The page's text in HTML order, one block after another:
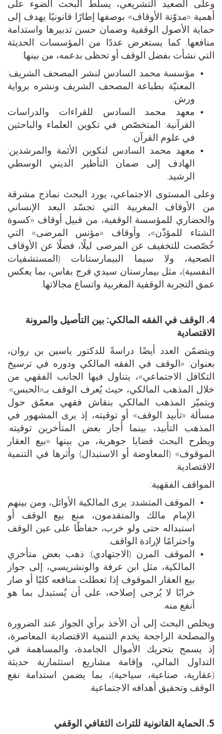
وعلى الصعيد التشريعي، يسلّط البحث الضوء على
أهمية «مدوّنة الأوقاف» بوصفها إطارًا قانونيًا يهدف إلى
حماية الأصول الوقفية وضمان حسن تدبيرها واستدامة
منافعها. كما يستعرض عددًا من المؤسسات الحديثة
التي نشأت بفضل الوقف أو تحظى بدعمه، من بينها:
مؤسسة محمد السادس لنشر المصحف الشريف:
المعنيّة بطباعة المصحف الشريف ونشره برواية
ورش.
معهد محمد السادس للقراءات والدراسات
القرآنية: المتخصّص في تكوين العلماء والباحثين
في علوم القرآن.
معهد محمد السادس لتكوين الأئمة والمرشدين:
الهادف إلى ضمان التأطير الديني الوسطي
الرشيد.
وعلى المستوى الاجتماعي، يورد البحث نماذج مشرقة
من الأوقاف المغربية التي تجسّد البعد الإنساني
والحضاري للمؤسسة الوقفية، من قبيل أوقاف «كسوة
الشتاء للمؤذّن»، وأوقاف «مؤنس المرضى» التي
خُصّصت للتخفيف عن المرضى ليلًا، فضلًا عن الأوقاف
الصحية، ولا سيما البيمارستانات (المستشفيات
النفسية)، مثل بيمارستان سيدي فرج بفاس، بما يعكس
عمق التجربة الوقفية المغربية واتساع مجالاتها.
4. الوقف في الفقه المالكي: بين التأصيل والمرونة
الاقتصادية
ويتضمّن العدد أيضًا دراسةً للدكتور ياسين بن روان،
بعنوان: «الوقف في الفقه المالكي ودوره في ترسيخ
التكافل الاجتماعي»، يتناول فيها الجانب الفقهي من
خلال المذهب المالكي، حيث يُعرف الوقف بـ«الحبس».
ويتميّز المذهب المالكي بنقاش فقهي معمّق حول
مسألة «تأبيد الوقف» أو توقيته، إذ يرى المشهور في
المذهب التأبيد، بينما أجاز بعض المتأخرين توقيته.
ويطرح البحث قضايا جوهرية، من بينها «بيع العقار
الموقوف» (المعاوضة أو الاستبدال) وأثرها في التنمية
الاقتصادية.
المواقف الفقهية:
الموقف المتشدد: يرى المالكية الأوائل، ومن بينهم
الإمام مالك والمتقدمون، منع بيع الوقف أو
استبداله حتى ولو خرب، حفاظًا على عين الوقف
واحترامًا لإرادة الواقف.
الموقف المرن (الاجتهادي): ذهب بعض متأخري
المالكية، مثل ابن عرفة والونشريسي، إلى جواز
بيع العقار الموقوف إذا تعطلت منافعه كليًا أو صار
خرابًا لا يُرجى إصلاحه، على أن يُستبدل بما هو
أنفع منه.
ويخلص البحث إلى أن الأخذ برأي الجواز عند الضرورة
والمصلحة الراجحة يخدم التنمية الاقتصادية المعاصرة،
إذ يسمح بتحريك الأموال الجامدة، والمساهمة في
التداول المالي، وإقامة مشاريع استثمارية حديثة
(عقارية، صناعية، سياحية)، بما يضمن استدامة نفع
الوقف وتحقيق أهدافه الاجتماعية.
5. الحماية القانونية للتراث الثقافي الوقفي